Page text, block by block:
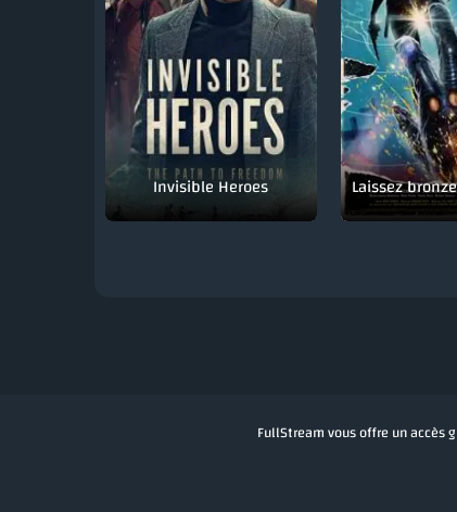
Invisible Heroes
FullStream vous offre un accès